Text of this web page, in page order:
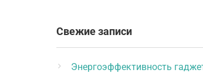
Свежие записи
Энергоэффективность